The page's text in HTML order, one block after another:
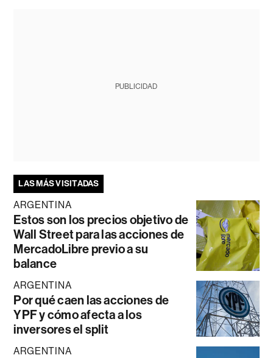
PUBLICIDAD
LAS MÁS VISITADAS
ARGENTINA
Estos son los precios objetivo de
Wall Street para las acciones de
MercadoLibre previo a su
balance
ARGENTINA
Por qué caen las acciones de
YPF y cómo afecta a los
inversores el split
ARGENTINA